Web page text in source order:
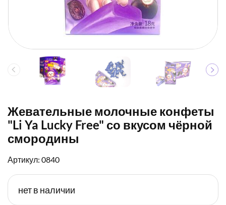
Жевательные молочные конфеты
"Li Ya Lucky Free" со вкусом чёрной
смородины
Артикул: 0840
нет в наличии